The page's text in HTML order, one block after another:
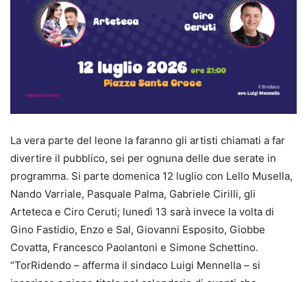
La vera parte del leone la faranno gli artisti chiamati a far
divertire il pubblico, sei per ognuna delle due serate in
programma. Si parte domenica 12 luglio con Lello Musella,
Nando Varriale, Pasquale Palma, Gabriele Cirilli, gli
Arteteca e Ciro Ceruti; lunedì 13 sarà invece la volta di
Gino Fastidio, Enzo e Sal, Giovanni Esposito, Giobbe
Covatta, Francesco Paolantoni e Simone Schettino.
“TorRidendo – afferma il sindaco Luigi Mennella – si